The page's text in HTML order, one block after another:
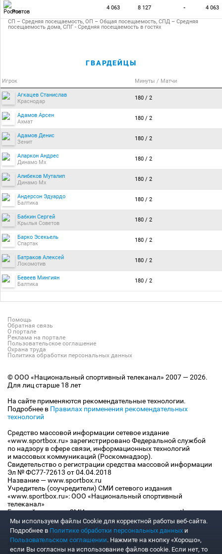
Ростов
4 063 8 127 - 4 063
СП – Средняя посещаемость, ОП – Общая посещаемость, СПД – Средняя
посещаемость дома, СПГ - Средняя посещаемость в гостях
ГВАРДЕЙЦЫ
Игрок Минуты / Матчи
Агкацев Станислав
Краснодар
180 / 2
Адамов Арсен
Ахмат
180 / 2
Адамов Денис
Зенит
180 / 2
Аларкон Андрес
Динамо Мх
180 / 2
Алибеков Муталип
Динамо Мх
180 / 2
Андерсон Эдуардо
Балтика
180 / 2
Бабкин Сергей
Крылья Советов
180 / 2
Барко Эсекьель
Спартак
180 / 2
Батраков Алексей
Локомотив
180 / 2
Бевеев Мингиян
Балтика
180 / 2
Помощь
Обратная связь
О портале
Реклама на портале
Пользовательское соглашение
Охрана труда
Политика обработки персональных данных
© ООО «Национальный спортивный телеканал» 2007 — 2026.
Для лиц старше 18 лет
На сайте применяются рекомендательные технологии.
Подробнее в Правилах применения рекомендательных
технологий
Средство массовой информации сетевое издание
«www.sportbox.ru» зарегистрировано Федеральной службой
по надзору в сфере связи, информационных технологий
и массовых коммуникаций (Роскомнадзор).
Свидетельство о регистрации средства массовой информации
Эл № ФС77-72613 от 04.04.2018
Название — www.sportbox.ru
Учредитель (соучредители) СМИ сетевого издания
«www.sportbox.ru»: ООО «Национальный спортивный
телеканал»
Главный редактор СМИ сетевого издания «www.sportbox.ru»:
Конов В.А.
Номер телефона редакции СМИ сетевого издания
«www.sportbox.ru»: +7 (495) 653 8419
Адрес электронной почты редакции СМИ сетевого издания
«www.sportbox.ru»: editor@sportbox.ru
Мы используем файлы Сookie для корректной работы веб-сайта.
Подробнее в Политике обработки персональных данных и
Пользовательском соглашении. Нажмите на кнопку «Хорошо»,
если Вы согласны на использование файлов cookie. Если нет, то